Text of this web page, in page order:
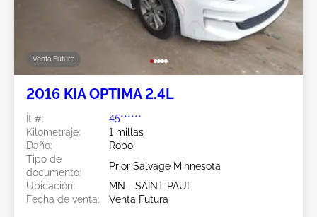
Venta Futura
2016 KIA OPTIMA 2.4L
Ít #:
45******
Kilometraje:
1 millas
Daño:
Robo
Tipo de
documento:
Prior Salvage Minnesota
Ubicación:
MN - SAINT PAUL
Fecha de venta:
Venta Futura